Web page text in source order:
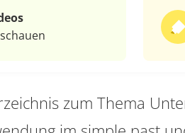
zum Thema